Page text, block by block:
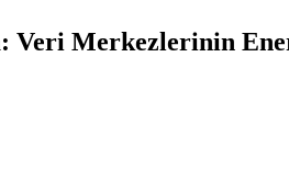
Veri Merkezlerinin